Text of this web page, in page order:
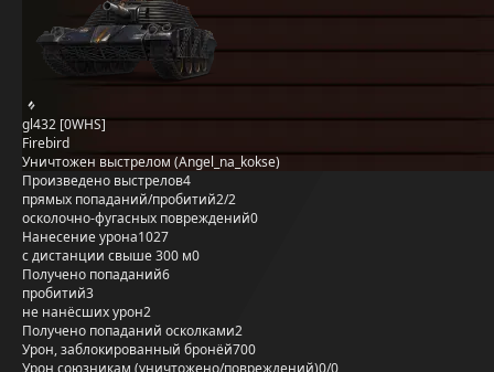
gl432 [0WHS]
Firebird
Уничтожен выстрелом (Angel_na_kokse)
Произведено выстрелов4
прямых попаданий/пробитий2/2
осколочно-фугасных повреждений0
Нанесение урона1027
с дистанции свыше 300 м0
Получено попаданий6
пробитий3
не нанёсших урон2
Получено попаданий осколками2
Урон, заблокированный бронёй700
Урон союзникам (уничтожено/повреждений)0/0